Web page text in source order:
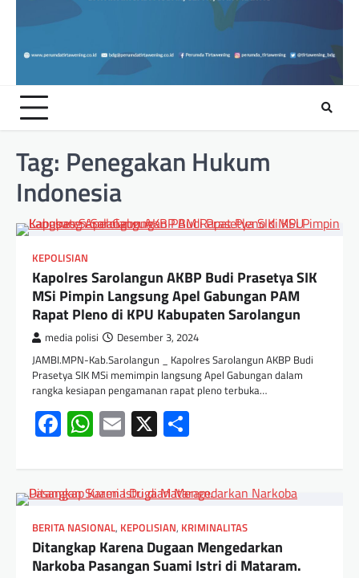
Tag: Penegakan Hukum
Indonesia
KEPOLISIAN
Kapolres Sarolangun AKBP Budi Prasetya SIK
MSi Pimpin Langsung Apel Gabungan PAM
Rapat Pleno di KPU Kabupaten Sarolangun
media polisi Desember 3, 2024
JAMBI.MPN-Kab.Sarolangun _ Kapolres Sarolangun AKBP Budi
Prasetya SIK MSi memimpin langsung Apel Gabungan dalam
rangka kesiapan pengamanan rapat pleno terbuka…
Facebook
WhatsApp
Email
X
BERITA NASIONAL, KEPOLISIAN, KRIMINALITAS
Ditangkap Karena Dugaan Mengedarkan
Narkoba Pasangan Suami Istri di Mataram.